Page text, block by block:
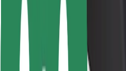
Безпека пасажирів
Безпека водіїв
Безпека електросамокатів
Лабораторія безпеки